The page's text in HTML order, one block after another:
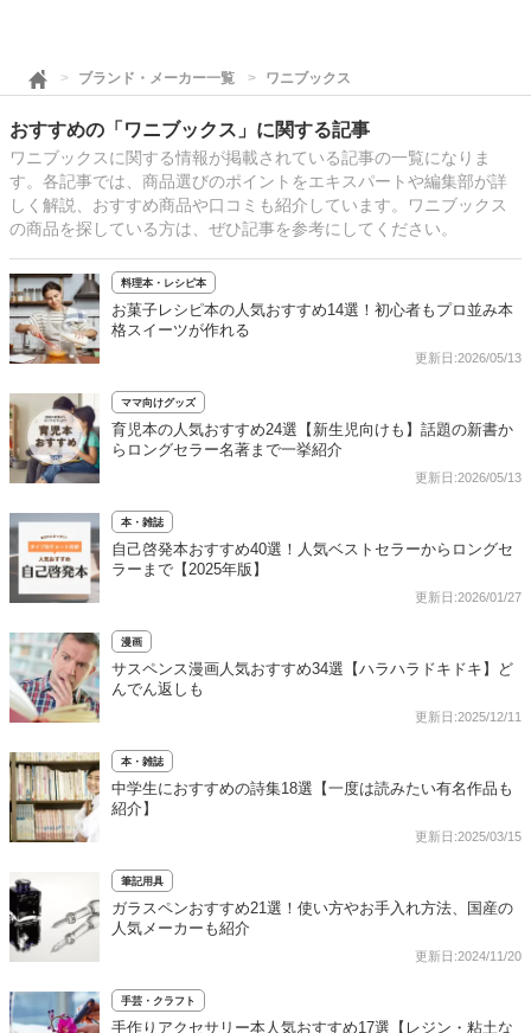
ブランド・メーカー一覧 ワニブックス
おすすめの「ワニブックス」に関する記事
ワニブックスに関する情報が掲載されている記事の一覧になりま
す。各記事では、商品選びのポイントをエキスパートや編集部が詳
しく解説、おすすめ商品や口コミも紹介しています。ワニブックス
の商品を探している方は、ぜひ記事を参考にしてください。
料理本・レシピ本
お菓子レシピ本の人気おすすめ14選！初心者もプロ並み本
格スイーツが作れる
更新日:2026/05/13
ママ向けグッズ
育児本の人気おすすめ24選【新生児向けも】話題の新書か
らロングセラー名著まで一挙紹介
更新日:2026/05/13
本・雑誌
自己啓発本おすすめ40選！人気ベストセラーからロングセ
ラーまで【2025年版】
更新日:2026/01/27
漫画
サスペンス漫画人気おすすめ34選【ハラハラドキドキ】ど
んでん返しも
更新日:2025/12/11
本・雑誌
中学生におすすめの詩集18選【一度は読みたい有名作品も
紹介】
更新日:2025/03/15
筆記用具
ガラスペンおすすめ21選！使い方やお手入れ方法、国産の
人気メーカーも紹介
更新日:2024/11/20
手芸・クラフト
手作りアクセサリー本人気おすすめ17選【レジン・粘土な